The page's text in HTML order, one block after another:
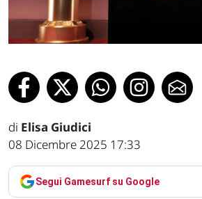
di Elisa Giudici
08 Dicembre 2025 17:33
Segui Gamesurf su Google